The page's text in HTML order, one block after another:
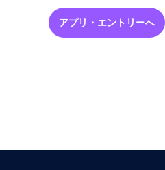
アプリ・エントリーへ